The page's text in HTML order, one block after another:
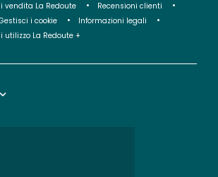
vendita La Redoute
Recensioni clienti
i cookie
Informazioni legali
utilizzo La Redoute +